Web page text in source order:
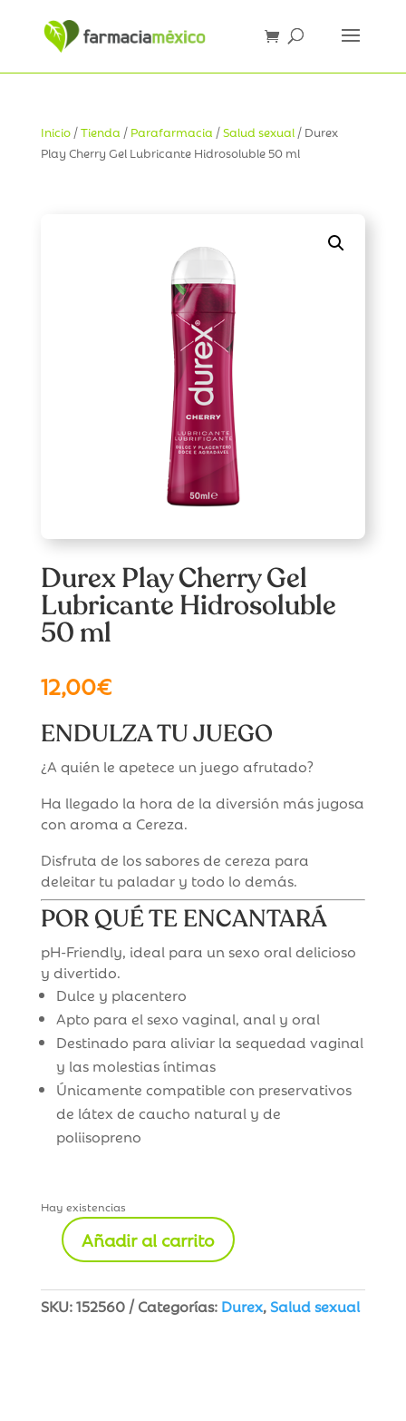
Inicio/Tienda / Parafarmacia /Salud sexual/ Durex
Play Cherry Gel Lubricante Hidrosoluble 50 ml
Durex Play Cherry Gel
Lubricante Hidrosoluble
50 ml
12,00€
ENDULZA TU JUEGO
¿A quién le apetece un juego afrutado?
Ha llegado la hora de la diversión más jugosa
con aroma a Cereza.
Disfruta de los sabores de cereza para
deleitar tu paladar y todo lo demás.
POR QUÉ TE ENCANTARÁ
pH-Friendly, ideal para un sexo oral delicioso
y divertido.
Dulce y placentero
Apto para el sexo vaginal, anal y oral​
Destinado para aliviar la sequedad vaginal
y las molestias íntimas
Únicamente compatible con preservativos
de látex de caucho natural y de
poliisopreno​
Hay existencias
Durex
Cherry
Gel
Añadir al carrito
SKU:152560 Categorías: Durex,Salud sexual